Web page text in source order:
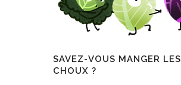
SAVEZ-VOUS MANGER LES
CHOUX ?